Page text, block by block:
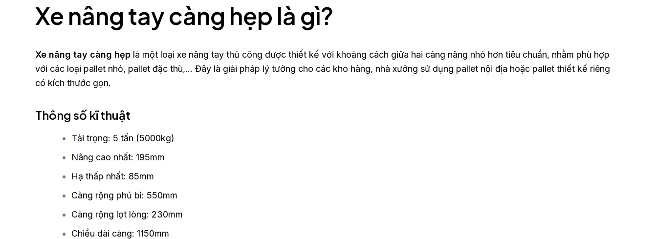
Xe nâng tay càng hẹp là gì?
Xe nâng tay càng hẹp là một loại xe nâng tay thủ công được thiết kế với khoảng cách giữa hai càng nâng nhỏ hơn tiêu chuẩn, nhằm phù hợp
với các loại pallet nhỏ, pallet đặc thù,… Đây là giải pháp lý tưởng cho các kho hàng, nhà xưởng sử dụng pallet nội địa hoặc pallet thiết kế riêng
có kích thước gọn.
Thông số kĩ thuật
Tải trọng: 5 tấn (5000kg)
Nâng cao nhất: 195mm
Hạ thấp nhất: 85mm
Càng rộng phủ bì: 550mm
Càng rộng lọt lòng: 230mm
Chiều dài càng: 1150mm